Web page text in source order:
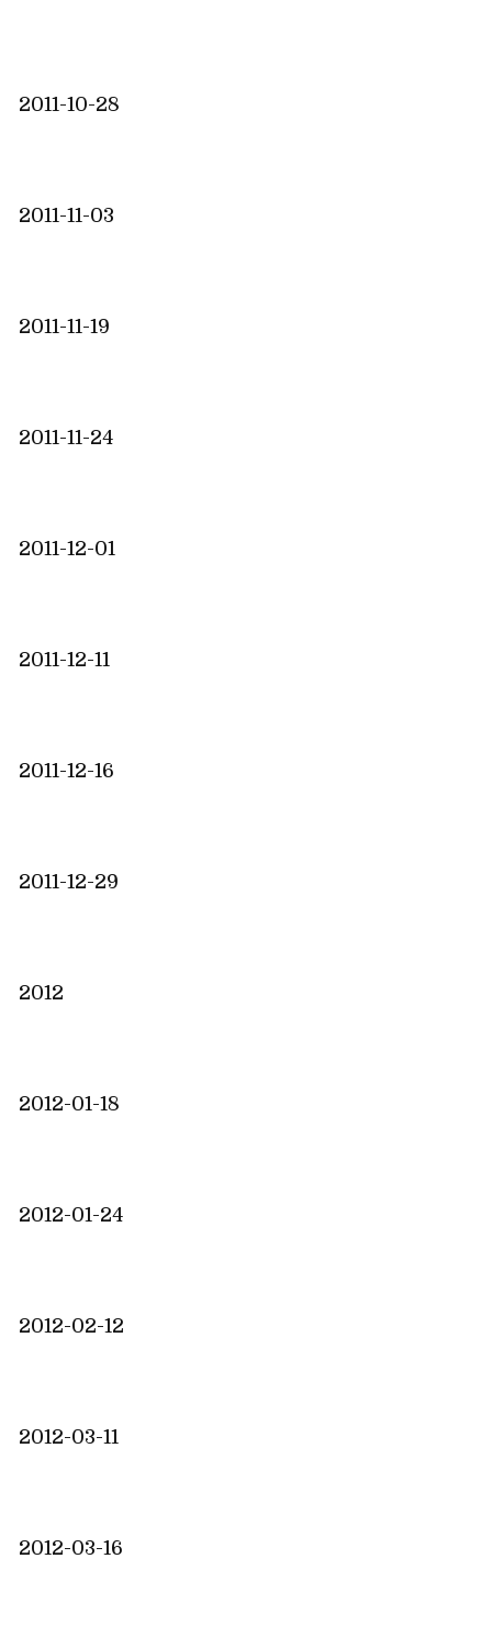
2011-10-28
2011-11-03
2011-11-19
2011-11-24
2011-12-01
2011-12-11
2011-12-16
2011-12-29
2012
2012-01-18
2012-01-24
2012-02-12
2012-03-11
2012-03-16